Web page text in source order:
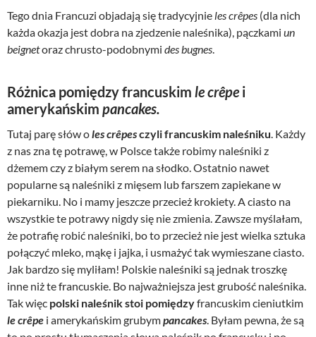
Tego dnia Francuzi objadają się tradycyjnie les crêpes (dla nich
każda okazja jest dobra na zjedzenie naleśnika), pączkami un
beignetoraz chrusto-podobnymi des bugnes
Różnica pomiędzy francuskim le crêpei
amerykańskim pancakes.
Tutaj parę słów oles crêpesczyli francuskim naleśniku . Każdy
z nas zna tę potrawę, w Polsce także robimy naleśniki z
dżemem czy z białym serem na słodko. Ostatnio nawet
popularne są naleśniki z mięsem lub farszem zapiekane w
piekarniku. No i mamy jeszcze przecież krokiety. A ciasto na
wszystkie te potrawy nigdy się nie zmienia. Zawsze myślałam,
że potrafię robić naleśniki, bo to przecież nie jest wielka sztuka
połączyć mleko, mąkę i jajka, i usmażyć tak wymieszane ciasto.
Jak bardzo się myliłam! Polskie naleśniki są jednak troszkę
inne niż te francuskie. Bo najważniejsza jest grubość naleśnika.
Tak więc polski naleśnik stoi pomiędzyfrancuskim cieniutkim
le crêpe i amerykańskim grubympancakes . Byłam pewna, że są